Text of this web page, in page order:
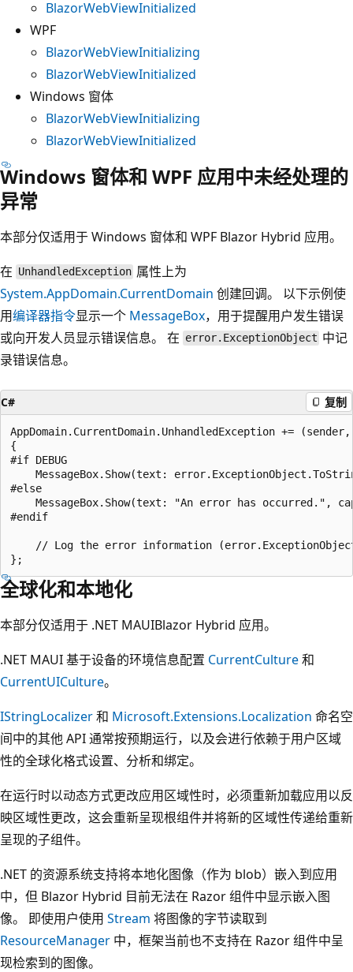
BlazorWebViewInitialized
WPF
BlazorWebViewInitializing
BlazorWebViewInitialized
Windows 窗体
BlazorWebViewInitializing
BlazorWebViewInitialized
Windows 窗体和 WPF 应用中未经处理的
异常
本部分仅适用于 Windows 窗体和 WPF Blazor Hybrid 应用。
在 UnhandledException 属性上为
System.AppDomain.CurrentDomain 创建回调。 以下示例使
用编译器指令显示一个 MessageBox，用于提醒用户发生错误
或向开发人员显示错误信息。 在 error.ExceptionObject 中记
录错误信息。
C# 复制
AppDomain.CurrentDomain.UnhandledException +=
{
#if DEBUG
MessageBox.Show(text:
#else
MessageBox.Show(text: "An error has occurred.",
#endif
// Log the error information
全球化和本地化
本部分仅适用于 .NET MAUIBlazor Hybrid 应用。
.NET MAUI 基于设备的环境信息配置 CurrentCulture和
CurrentUICulture。
IStringLocalizer和 Microsoft.Extensions.Localization 命名空
间中的其他 API 通常按预期运行，以及会进行依赖于用户区域
性的全球化格式设置、分析和绑定。
在运行时以动态方式更改应用区域性时，必须重新加载应用以反
映区域性更改，这会重新呈现根组件并将新的区域性传递给重新
呈现的子组件。
.NET 的资源系统支持将本地化图像（作为 blob）嵌入到应用
中，但 Blazor Hybrid 目前无法在 Razor 组件中显示嵌入图
像。 即使用户使用 Stream 将图像的字节读取到
ResourceManager 中，框架当前也不支持在 Razor 组件中呈
现检索到的图像。